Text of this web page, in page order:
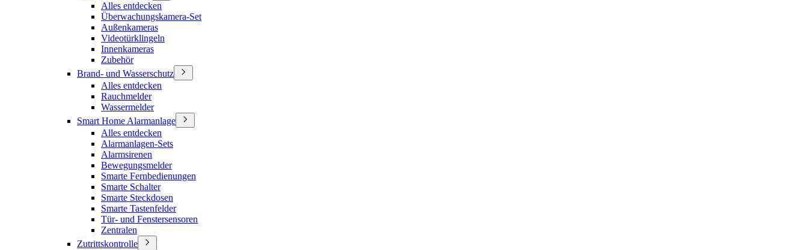
Alles entdecken
Überwachungskamera-Set
Außenkameras
Videotürklingeln
Innenkameras
Zubehör
Brand- und Wasserschutz
Alles entdecken
Rauchmelder
Wassermelder
Smart Home Alarmanlage
Alles entdecken
Alarmanlagen-Sets
Alarmsirenen
Bewegungsmelder
Smarte Fernbedienungen
Smarte Schalter
Smarte Steckdosen
Smarte Tastenfelder
Tür- und Fenstersensoren
Zentralen
Zutrittskontrolle